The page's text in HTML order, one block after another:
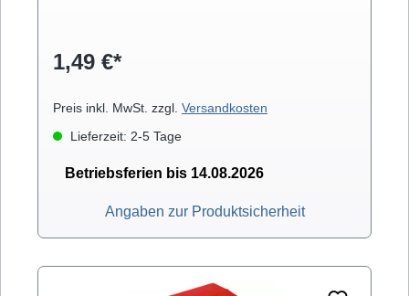
1,49 €*
Preis inkl. MwSt. zzgl. Versandkosten
Lieferzeit: 2-5 Tage
Betriebsferien bis 14.08.2026
Angaben zur Produktsicherheit